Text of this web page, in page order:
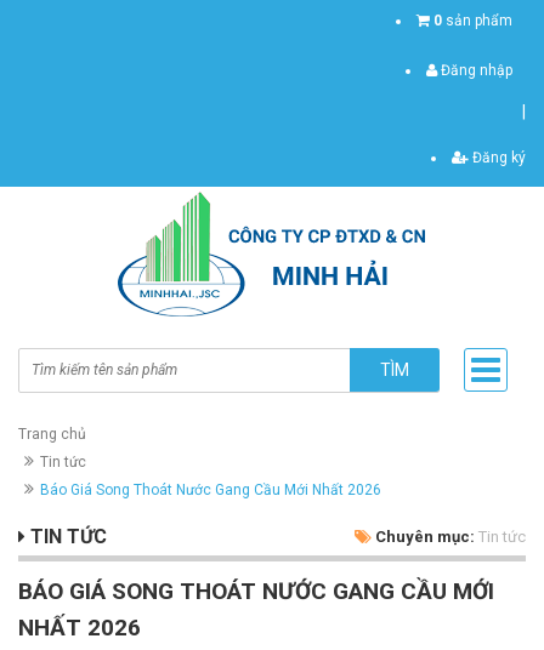
0 sản phẩm
Đăng nhập
Đăng ký
TÌM
Trang chủ
Tin tức
Báo Giá Song Thoát Nước Gang Cầu Mới Nhất 2026
TIN TỨC Chuyên mục: Tin tức
BÁO GIÁ SONG THOÁT NƯỚC GANG CẦU MỚI
NHẤT 2026